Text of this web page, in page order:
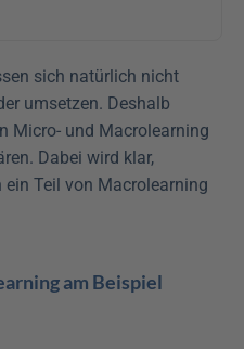
sich natürlich nicht
umsetzen. Deshalb
Micro- und Macrolearning
Dabei wird klar,
Teil von Macrolearning
am Beispiel